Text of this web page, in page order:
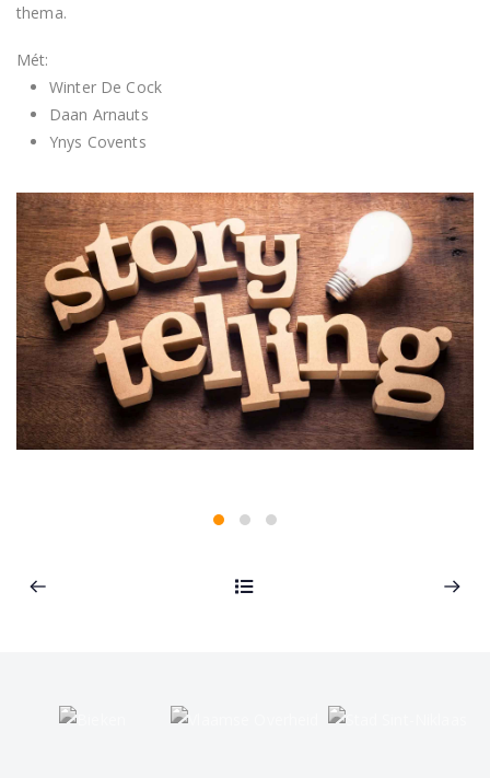
thema.
Mét:
Winter De Cock
Daan Arnauts
Ynys Covents